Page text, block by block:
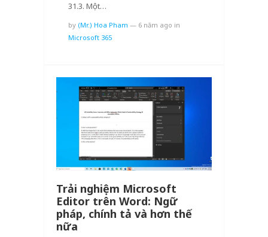
31.3. Một…
by (Mr.) Hoa Pham — 6 năm ago in
Microsoft 365
Trải nghiệm Microsoft
Editor trên Word: Ngữ
pháp, chính tả và hơn thế
nữa